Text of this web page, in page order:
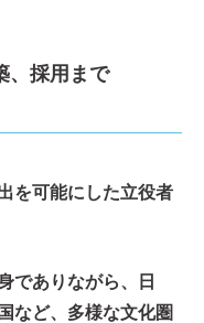
、採用まで
を可能にした立役者
でありながら、日
など、多様な文化圏